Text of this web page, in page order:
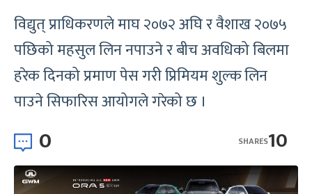
विद्युत् प्राधिकरणले माघ २०७२ अघि र वैशाख २०७५
पछिको महसुल लिन नपाउने र बीच अवधिको बिलमा
हरेक दिनको प्रमाण पेस गरी प्रिमियम शुल्क लिन
पाउने सिफारिस आयोगले गरेको छ ।
0 10
SHARES